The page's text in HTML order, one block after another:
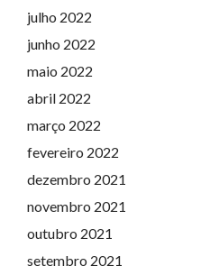
julho 2022
junho 2022
maio 2022
abril 2022
março 2022
fevereiro 2022
dezembro 2021
novembro 2021
outubro 2021
setembro 2021